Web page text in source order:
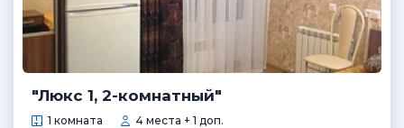
"Люкс 1, 2-комнатный"
1 комната 4 места + 1 доп.